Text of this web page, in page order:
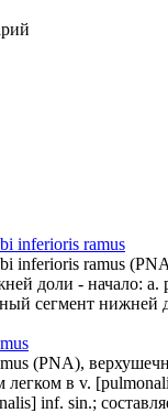
inferioris ramus
inferioris ramus
доли - начало: a.
сегмент нижней
(PNA),
легком в v.
inf. sin.;